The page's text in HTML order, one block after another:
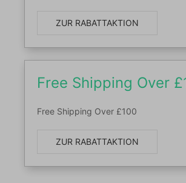
ZUR RABATTAKTION
Free Shipping Over
Free Shipping Over £100
ZUR RABATTAKTION